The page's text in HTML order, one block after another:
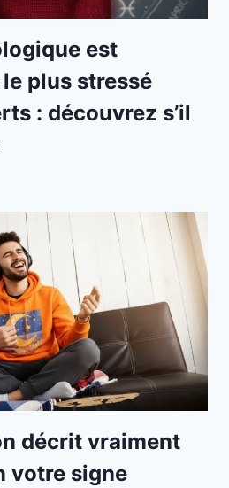
est
plus stressé
: découvrez s’il
décrit vraiment
votre signe